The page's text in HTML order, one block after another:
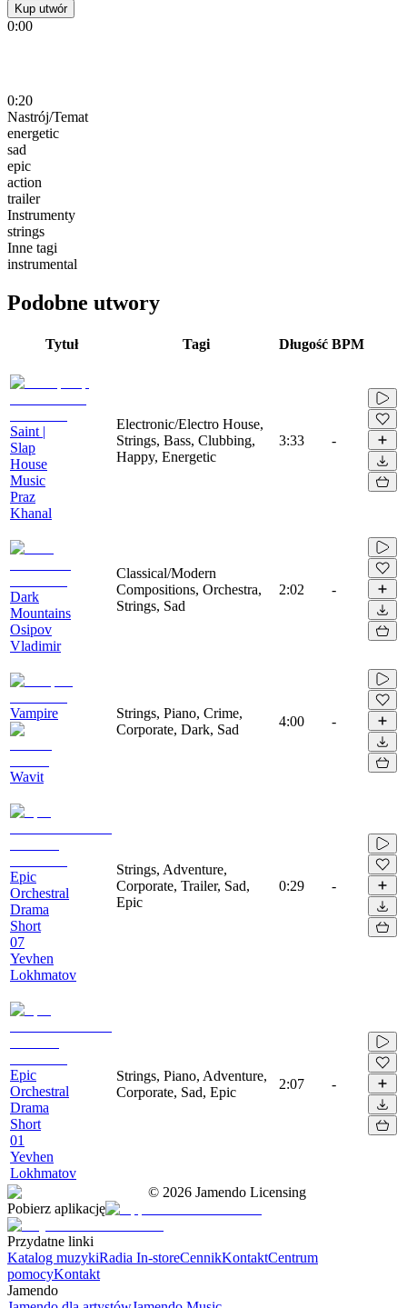
Kup utwór
0:00
0:20
Nastrój/Temat
energetic
sad
epic
action
trailer
Instrumenty
strings
Inne tagi
instrumental
Podobne utwory
Tytuł Tagi Długość BPM
Saint |
Slap
House
Music
Praz
Khanal
Electronic/Electro House,
Strings, Bass, Clubbing,
Happy, Energetic
3:33 -
Dark
Mountains
Osipov
Vladimir
Classical/Modern
Compositions, Orchestra,
Strings, Sad
2:02 -
Vampire
Wavit
Strings, Piano, Crime,
Corporate, Dark, Sad
4:00 -
Epic
Orchestral
Drama
Short
07
Yevhen
Lokhmatov
Strings, Adventure,
Corporate, Trailer, Sad,
Epic
0:29 -
Epic
Orchestral
Drama
Short
01
Yevhen
Lokhmatov
Strings, Piano, Adventure,
Corporate, Sad, Epic
2:07 -
© 2026 Jamendo Licensing
Pobierz aplikację
Przydatne linki
Katalog muzykiRadia In-storeCennikKontaktCentrum
pomocyKontakt
Jamendo